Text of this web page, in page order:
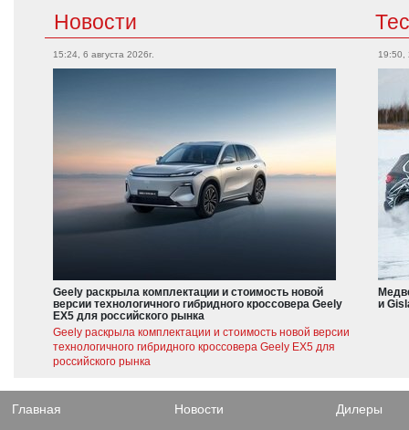
Новости
15:24, 6 августа 2026г.
Geely раскрыла комплектации и стоимость новой
версии технологичного гибридного кроссовера Geely
EX5 для российского рынка
Geely раскрыла комплектации и стоимость новой версии
технологичного гибридного кроссовера Geely EX5 для
российского рынка
19:50,
и
Главная Новости Дилеры